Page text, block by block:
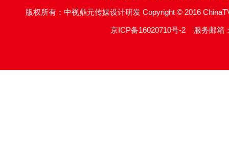
版权所有：中视鼎元传媒设计研发 Copyright © 2016
京ICP备16020710号-2 服务邮箱